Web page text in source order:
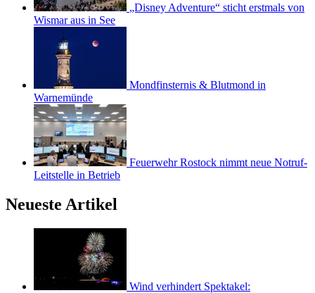
„Disney Adventure“ sticht erstmals von
Wismar aus in See
Mondfinsternis & Blutmond in
Warnemünde
Feuerwehr Rostock nimmt neue Notruf-
Leitstelle in Betrieb
Neueste Artikel
Wind verhindert Spektakel: